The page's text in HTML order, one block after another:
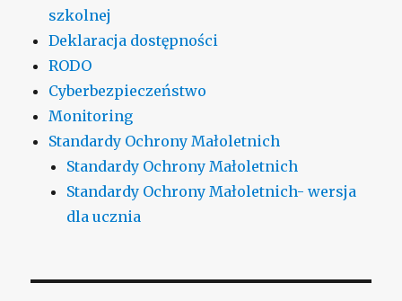
szkolnej
Deklaracja dostępności
RODO
Cyberbezpieczeństwo
Monitoring
Standardy Ochrony Małoletnich
Standardy Ochrony Małoletnich
Standardy Ochrony Małoletnich- wersja
dla ucznia